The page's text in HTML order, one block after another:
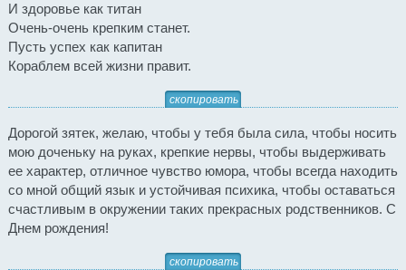
И здоровье как титан
Очень-очень крепким станет.
Пусть успех как капитан
Кораблем всей жизни правит.
скопировать
Дорогой зятек, желаю, чтобы у тебя была сила, чтобы носить
мою доченьку на руках, крепкие нервы, чтобы выдерживать
ее характер, отличное чувство юмора, чтобы всегда находить
со мной общий язык и устойчивая психика, чтобы оставаться
счастливым в окружении таких прекрасных родственников. С
Днем рождения!
скопировать